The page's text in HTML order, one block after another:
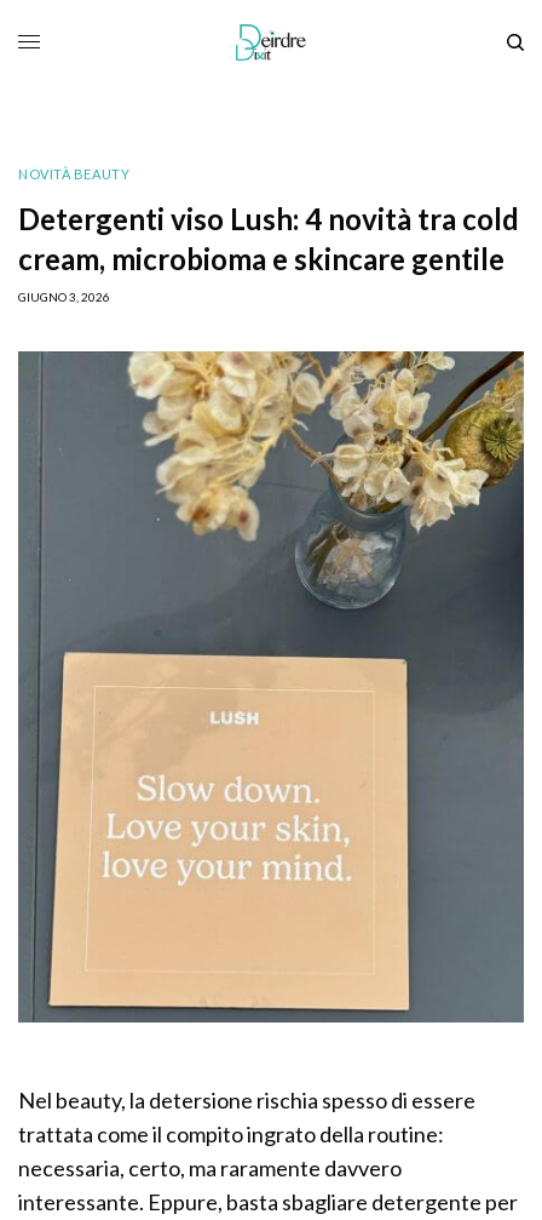
NOVITÀ BEAUTY
Detergenti viso Lush: 4 novità tra cold
cream, microbioma e skincare gentile
GIUGNO 3, 2026
Nel beauty, la detersione rischia spesso di essere
trattata come il compito ingrato della routine:
necessaria, certo, ma raramente davvero
interessante. Eppure, basta sbagliare detergente per